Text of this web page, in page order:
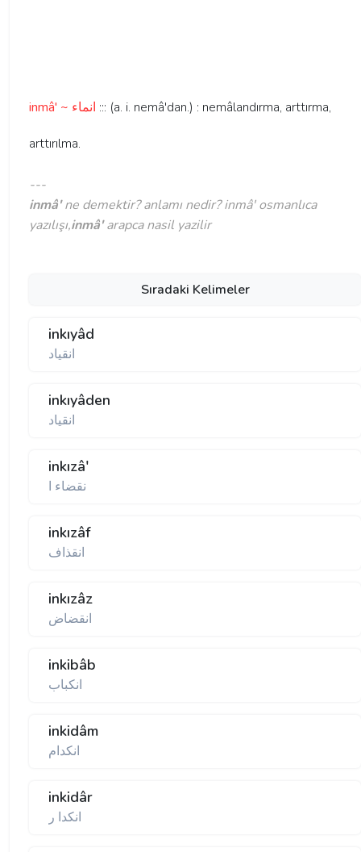
inmâ' ~ انماء ::: (a. i. nemâ'dan.) : nemâlandırma, arttırma,
arttırılma.
---
inmâ'ne demektir? anlamı nedir? inmâ' osmanlıca
yazılışı,inmâ'arapca nasil yazilir
Sıradaki Kelimeler
inkıyâd
انقياد
inkıyâden
انقياد
inkızâ'
نقضاء ا
inkızâf
انقذاف
inkızâz
انقضاض
inkibâb
انكباب
inkidâm
انكدام
inkidâr
انكدا ر